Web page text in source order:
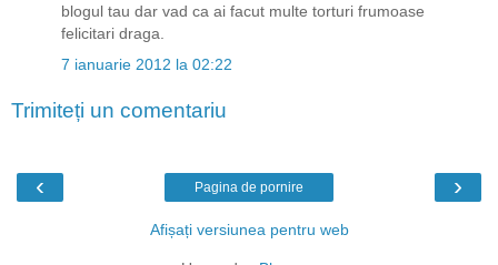
blogul tau dar vad ca ai facut multe torturi frumoase
felicitari draga.
7 ianuarie 2012 la 02:22
Trimiteți un comentariu
‹ ›
Pagina de pornire
Afișați versiunea pentru web